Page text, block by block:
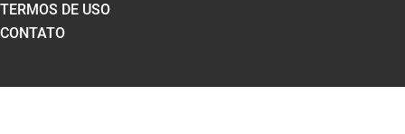
TERMOS DE USO
CONTATO